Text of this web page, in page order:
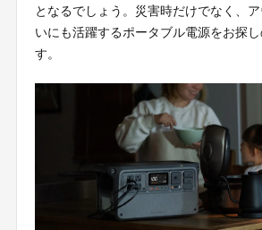
となるでしょう。災害時だけでなく、
いにも活躍するポータブル電源をお探
す。